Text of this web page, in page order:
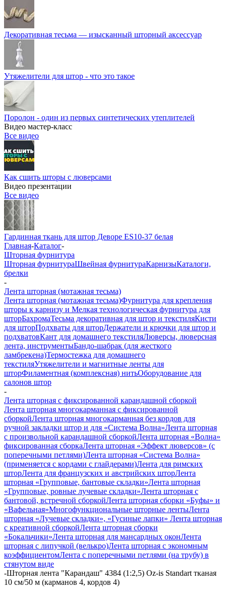
Декоративная тесьма — изысканный шторный аксессуар
Утяжелители для штор - что это такое
Поролон - один из первых синтетических утеплителей
Видео мастер-класс
Все видео
Как сшить шторы с люверсами
Видео презентации
Все видео
Гардинная ткань для штор Деворе ES10-37 белая
Главная-Каталог-
Шторная фурнитура
Шторная фурнитураШвейная фурнитураКарнизыКаталоги,
брелки
-
Лента шторная (мотажная тесьма)
Лента шторная (мотажная тесьма)Фурнитура для крепления
шторы к карнизу и Мелкая технологическая фурнитура для
шторБахромаТесьма декоративная для штор и текстиляКисти
для шторПодхваты для шторДержатели и крючки для штор и
подхватовКант для домашнего текстиляЛюверсы, люверсная
лента, инструментыБандо-шабрак (для жесткого
ламбрекена)Термостежка для домашнего
текстиляУтяжелители и магнитные ленты для
шторФиламентная (комплексная) нитьОборудование для
салонов штор
-
Лента шторная с фиксированной карандашной сборкой
Лента шторная многокарманная с фиксированной
сборкойЛента шторная многокарманная без кордов для
ручной закладки штор и для «Система Волна»Лента шторная
с произвольной карандашной сборкойЛента шторная «Волна»
фиксированная сборкаЛента шторная «Эффект люверсов» (с
поперечными петлями)Лента шторная «Система Волна»
(применяется с кордами с глайдерами)Лента для римских
шторЛента для французских и австрийских шторЛента
шторная «Групповые, бантовые складки»Лента шторная
«Групповые, ровные лучевые складки»Лента шторная с
бантовой, встречной сборкойЛента шторная сборки «Буфы» и
«Вафельная»Многофункциональные шторные лентыЛента
шторная «Лучевые складки», «Гусиные лапки» Лента шторная
с креативной сборкойЛента шторная сборки
«Бокальчики»Лента шторная для мансардных оконЛента
шторная с липучкой (велькро)Лента шторная с экономным
коэффициентомЛента с поперечными петлями (на трубу) в
стянутом виде
-Шторная лента "Карандаш" 4384 (1:2,5) Oz-is Standart тканая
10 см/50 м (карманов 4, кордов 4)